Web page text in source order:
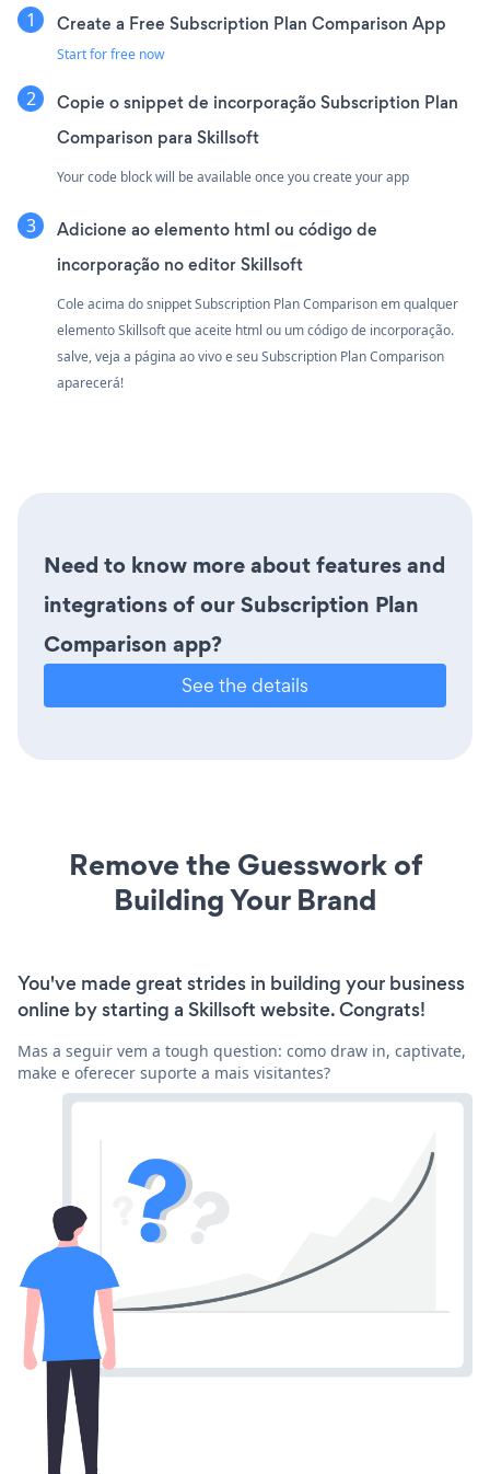
Create a Free Subscription Plan Comparison App
Start for free now
Copie o snippet de incorporação Subscription Plan
Comparison para Skillsoft
Your code block will be available once you create your app
Adicione ao elemento html ou código de
incorporação no editor Skillsoft
Cole acima do snippet Subscription Plan Comparison em qualquer
elemento Skillsoft que aceite html ou um código de incorporação.
salve, veja a página ao vivo e seu Subscription Plan Comparison
aparecerá!
Need to know more about features and
integrations of our Subscription Plan
Comparison app?
See the details
Remove the Guesswork of
Building Your Brand
You've made great strides in building your business
online by starting a Skillsoft website. Congrats!
Mas a seguir vem a tough question: como draw in, captivate,
make e oferecer suporte a mais visitantes?